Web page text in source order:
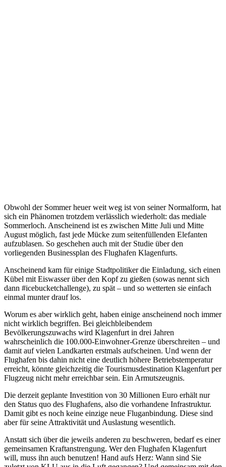
Obwohl der Sommer heuer weit weg ist von seiner Normalform, hat
sich ein Phänomen trotzdem verlässlich wiederholt: das mediale
Sommerloch. Anscheinend ist es zwischen Mitte Juli und Mitte
August möglich, fast jede Mücke zum seitenfüllenden Elefanten
aufzublasen. So geschehen auch mit der Studie über den
vorliegenden Businessplan des Flughafen Klagenfurts.
Anscheinend kam für einige Stadtpolitiker die Einladung, sich einen
Kübel mit Eiswasser über den Kopf zu gießen (sowas nennt sich
dann #icebucketchallenge), zu spät – und so wetterten sie einfach
einmal munter drauf los.
Worum es aber wirklich geht, haben einige anscheinend noch immer
nicht wirklich begriffen. Bei gleichbleibendem
Bevölkerungszuwachs wird Klagenfurt in drei Jahren
wahrscheinlich die 100.000-Einwohner-Grenze überschreiten – und
damit auf vielen Landkarten erstmals aufscheinen. Und wenn der
Flughafen bis dahin nicht eine deutlich höhere Betriebstemperatur
erreicht, könnte gleichzeitig die Tourismusdestination Klagenfurt per
Flugzeug nicht mehr erreichbar sein. Ein Armutszeugnis.
Die derzeit geplante Investition von 30 Millionen Euro erhält nur
den Status quo des Flughafens, also die vorhandene Infrastruktur.
Damit gibt es noch keine einzige neue Fluganbindung. Diese sind
aber für seine Attraktivität und Auslastung wesentlich.
Anstatt sich über die jeweils anderen zu beschweren, bedarf es einer
gemeinsamen Kraftanstrengung. Wer den Flughafen Klagenfurt
will, muss ihn auch benutzen! Hand aufs Herz: Wann sind Sie